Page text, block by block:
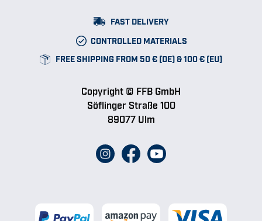
FAST DELIVERY
CONTROLLED MATERIALS
FREE SHIPPING FROM 50 € (DE) & 100 € (EU)
Copyright © FFB GmbH
Söflinger Straße 100
89077 Ulm